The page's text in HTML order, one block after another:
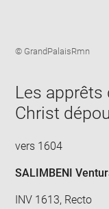
Image
© GrandPalaisRmn
Les apprêts
Christ
vers 1604
SALIMBENI
INV 1613, Recto